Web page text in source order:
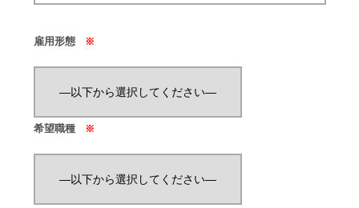
雇用形態 ※
希望職種 ※